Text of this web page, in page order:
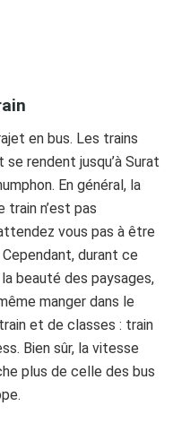
en bus. Les trains
se rendent jusqu’à Surat
En général, la
n’est pas
vous pas à être
durant ce
beauté des paysages,
manger dans le
et de classes : train
Bien sûr, la vitesse
plus de celle des bus